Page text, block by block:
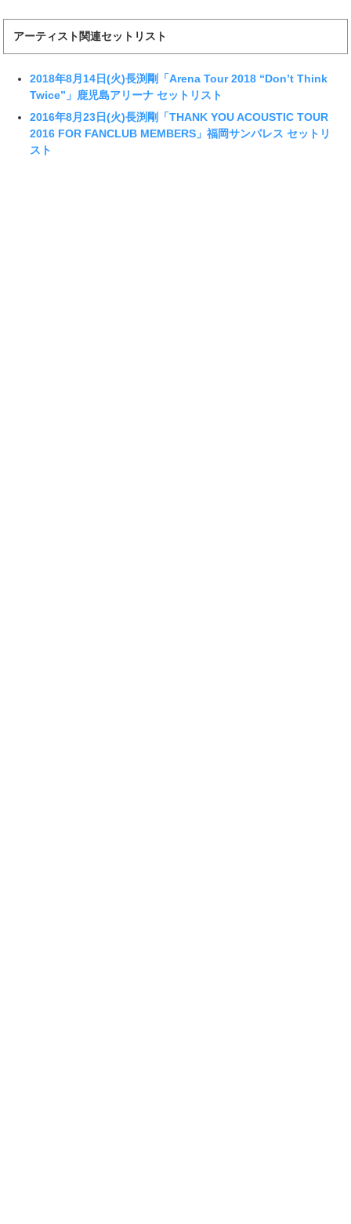
アーティスト関連セットリスト
2018年8月14日(火)長渕剛「Arena Tour 2018 “Don’t Think
Twice”」鹿児島アリーナ セットリスト
2016年8月23日(火)長渕剛「THANK YOU ACOUSTIC TOUR
2016 FOR FANCLUB MEMBERS」福岡サンパレス セットリ
スト